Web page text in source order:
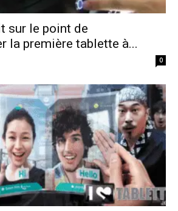
sur le point de
la première tablette à...
0